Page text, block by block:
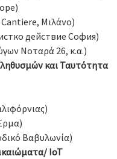
Cantiere, Μιλάνο)
действие София)
Νοταρά 26, κ.α.)
και Ταυτότητα
Βαβυλωνία)
IoT